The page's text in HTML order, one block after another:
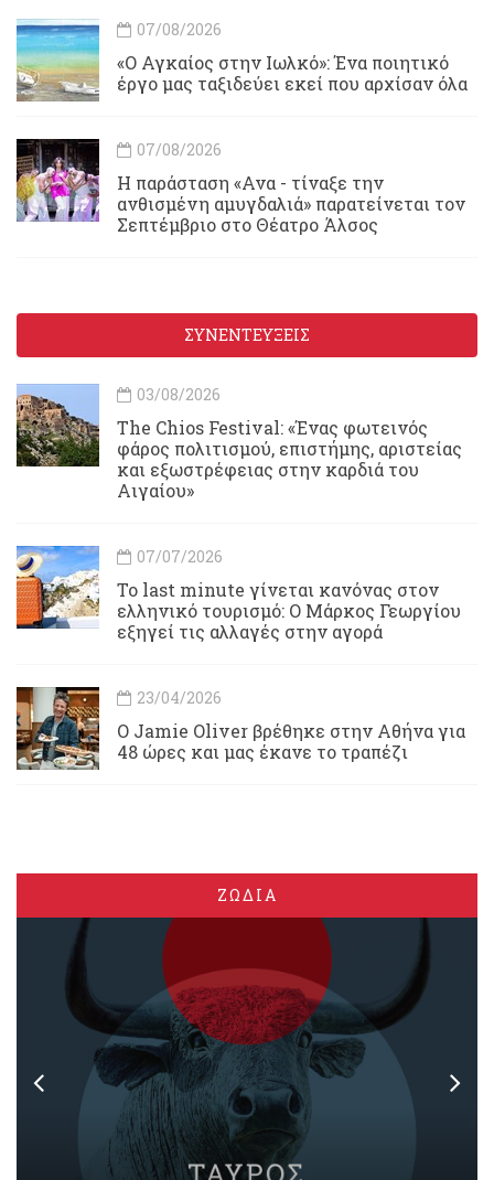
07/08/2026
«Ο Αγκαίος στην Ιωλκό»: Ένα ποιητικό
έργο μας ταξιδεύει εκεί που αρχίσαν όλα
07/08/2026
Η παράσταση «Ανα - τίναξε την
ανθισμένη αμυγδαλιά» παρατείνεται τον
Σεπτέμβριο στο Θέατρο Άλσος
ΣΥΝΕΝΤΕΥΞΕΙΣ
03/08/2026
Τhe Chios Festival: «Ένας φωτεινός
φάρος πολιτισμού, επιστήμης, αριστείας
και εξωστρέφειας στην καρδιά του
Αιγαίου»
07/07/2026
Το last minute γίνεται κανόνας στον
ελληνικό τουρισμό: Ο Μάρκος Γεωργίου
εξηγεί τις αλλαγές στην αγορά
23/04/2026
Ο Jamie Oliver βρέθηκε στην Αθήνα για
48 ώρες και μας έκανε το τραπέζι
ΖΩΔΙΑ